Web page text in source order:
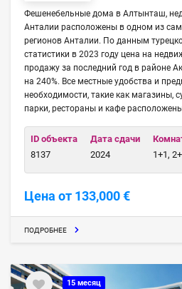
Фешенебельные дома в Алтынташ,
Анталии расположены в одном из
регионов Анталии. По данным
статистики в 2023 году цена на
продажу за последний год в районе
на 240%. Все местные удобства и
необходимости, такие как магазины,
парки, рестораны и кафе
ID объекта
8137
Дата сдачи
2024
1+1,
Цена от 133,000 €
ПОДРОБНЕЕ
15 месяц